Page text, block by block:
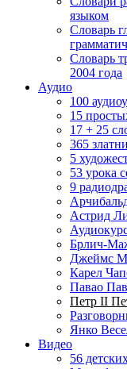
языком
Словарь
Словарь
2004 года
Аудио
100
15
17 + 25
365
5
53 урока
9
Астрид
Брлич-
Джеймс
Карел
Павао
Петр II
Янко
Видео
56